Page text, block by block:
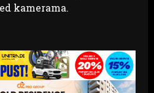
kamerama.